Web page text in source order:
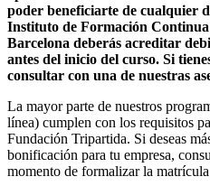
poder beneficiarte de cualquier
Instituto de Formación
Barcelona deberás acreditar
antes del inicio del curso. Si
consultar con una de nuestras
La mayor parte de nuestros
línea) cumplen con los requisitos
Fundación Tripartida. Si deseas
bonificación para tu empresa,
momento de formalizar la